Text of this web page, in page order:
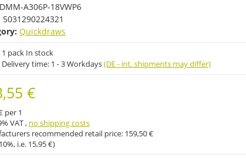
DMM-A306P-18VWP6
5031290224321
Quickdraws
1 pack In stock
Delivery time: 1 - 3 Workdays(DE - int. shipments may differ)
€
per 1
VAT , no shipping costs
recommended retail price: 159,50 €
10%, i.e. 15,95 €)